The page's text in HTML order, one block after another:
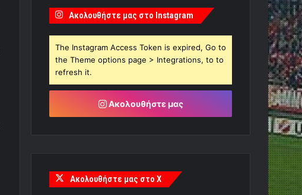
Ακολουθήστε μας στο Instagram
The Instagram Access Token is expired, Go to
the Theme options page > Integrations, to to
refresh it.
Ακολουθήστε μας
Ακολουθήστε μας στο X